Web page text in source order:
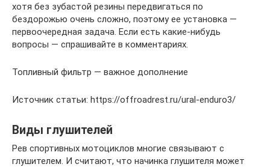
хотя без зубастой резины передвигаться по
бездорожью очень сложно, поэтому ее установка —
первоочередная задача. Если есть какие-нибудь
вопросы — спрашивайте в комментариях.
Топливный фильтр — важное дополнение
Источник статьи: https://offroadrest.ru/ural-enduro3/
Виды глушителей
Рев спортивных мотоциклов многие связывают с
глушителем. И считают, что начинка глушителя может